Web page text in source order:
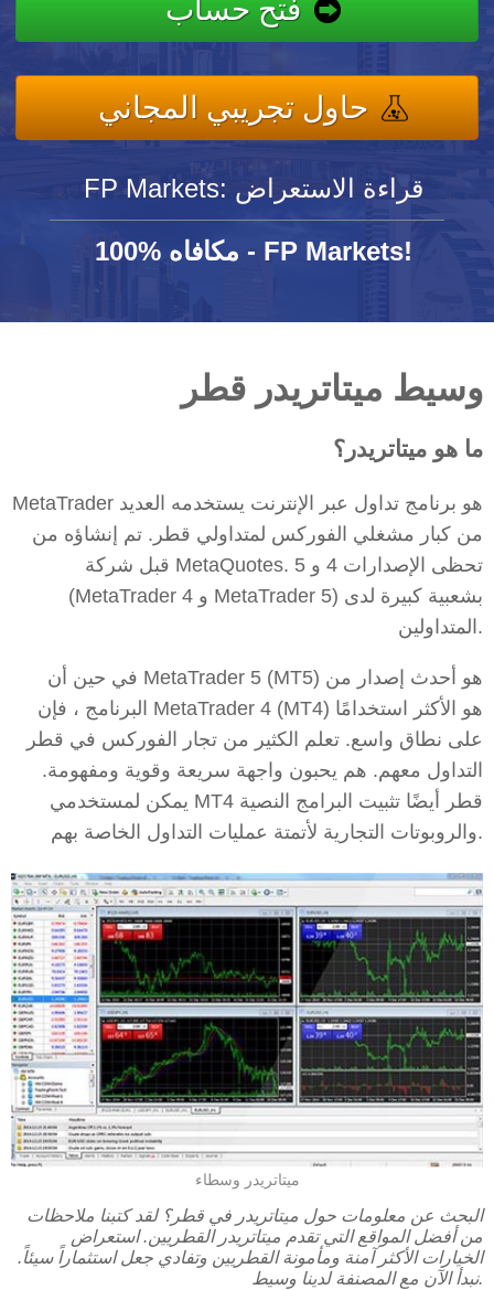
فتح حساب
حاول تجريبي المجاني
FP Markets: قراءة الاستعراض
100% مكافاه - FP Markets!
وسيط ميتاتريدر قطر
ما هو ميتاتريدر؟
MetaTrader هو برنامج تداول عبر الإنترنت يستخدمه العديد
من كبار مشغلي الفوركس لمتداولي قطر. تم إنشاؤه من
قبل شركة MetaQuotes. تحظى الإصدارات 4 و 5
(MetaTrader 4 و MetaTrader 5) بشعبية كبيرة لدى
المتداولين.
في حين أن MetaTrader 5 (MT5) هو أحدث إصدار من
البرنامج ، فإن MetaTrader 4 (MT4) هو الأكثر استخدامًا
على نطاق واسع. تعلم الكثير من تجار الفوركس في قطر
التداول معهم. هم يحبون واجهة سريعة وقوية ومفهومة.
يمكن لمستخدمي MT4 قطر أيضًا تثبيت البرامج النصية
والروبوتات التجارية لأتمتة عمليات التداول الخاصة بهم.
ميتاتريدر وسطاء
البحث عن معلومات حول ميتاتريدر في قطر؟ لقد كتبنا ملاحظات
من أفضل المواقع التي تقدم ميتاتريدر القطريين. استعراض
الخيارات الأكثر آمنة ومأمونة القطريين وتفادي جعل استثماراً سيئاً.
نبدأ الآن مع المصنفة لدينا وسيط.